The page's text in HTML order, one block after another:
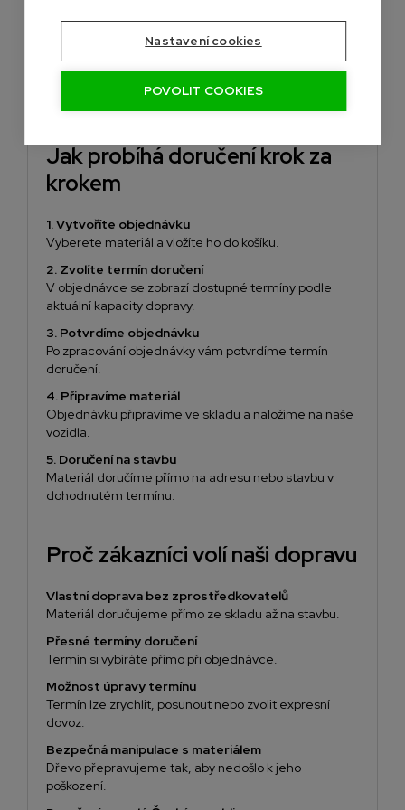
Zákazník musí zajistit minimálně jednu osobu na
Jak probíhá doručení krok za
krokem
1. Vytvoříte objednávku
Vyberete materiál a vložíte ho do košíku.
2. Zvolíte termín doručení
V objednávce se zobrazí dostupné termíny podle
aktuální kapacity dopravy.
3. Potvrdíme objednávku
Po zpracování objednávky vám potvrdíme termín
doručení.
4. Připravíme materiál
Objednávku připravíme ve skladu a naložíme na naše
vozidla.
5. Doručení na stavbu
Materiál doručíme přímo na adresu nebo stavbu v
dohodnutém termínu.
Proč zákazníci volí naši dopravu
Vlastní doprava bez zprostředkovatelů
Materiál doručujeme přímo ze skladu až na stavbu.
Přesné termíny doručení
Termín si vybíráte přímo při objednávce.
Možnost úpravy termínu
Termín lze zrychlit, posunout nebo zvolit expresní
dovoz.
Bezpečná manipulace s materiálem
Dřevo přepravujeme tak, aby nedošlo k jeho
poškození.
Nastavení cookies
POVOLIT COOKIES